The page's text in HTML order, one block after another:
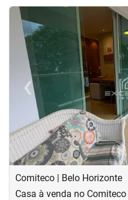
< <
‹Previous
Comiteco | Belo Horizonte
Casa à venda no Comiteco